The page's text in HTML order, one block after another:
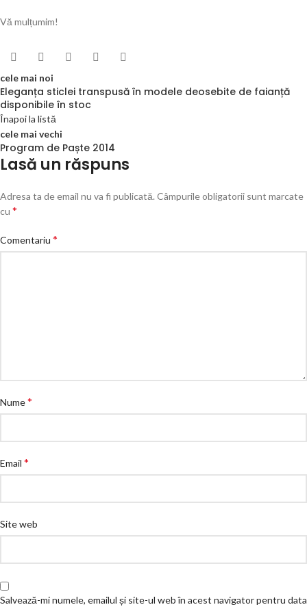
Vă mulțumim!
cele mai noi
Eleganța sticlei transpusă în modele deosebite de faianță
disponibile în stoc
Înapoi la listă
cele mai vechi
Program de Paște 2014
Lasă un răspuns
Adresa ta de email nu va fi publicată.Câmpurile obligatorii sunt marcate
cu *
Comentariu *
Nume*
Email *
Site web
Salvează-mi numele, emailul și site-ul web în acest navigator pentru data